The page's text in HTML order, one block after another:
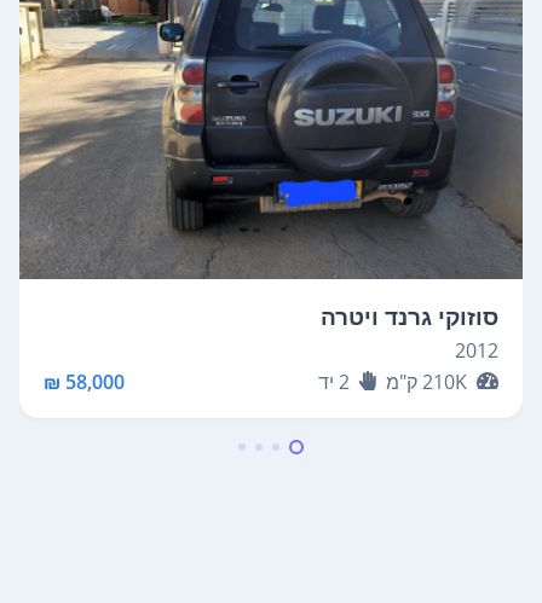
סוזוקי גרנד ויטרה
2012
210Kק"מ 2 יד 58,000 ₪